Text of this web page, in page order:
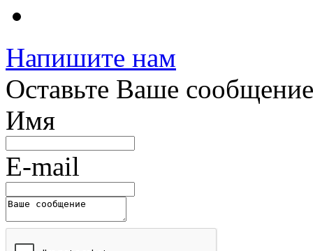
Напишите нам
Оставьте Ваше сообщение
Имя
E-mail